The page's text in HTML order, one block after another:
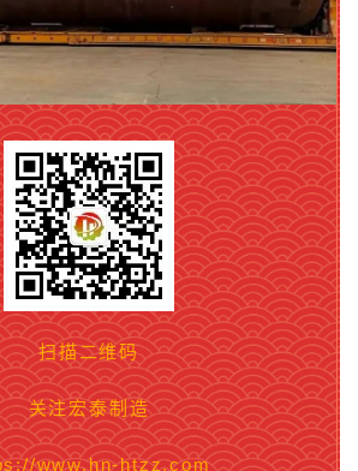
扫描二维码
关注宏泰制造
www.hn-htzz.com